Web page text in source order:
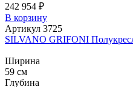
242 954 ₽
В корзину
Артикул 3725
SILVANO GRIFONI
Ширина
59 см
Глубина